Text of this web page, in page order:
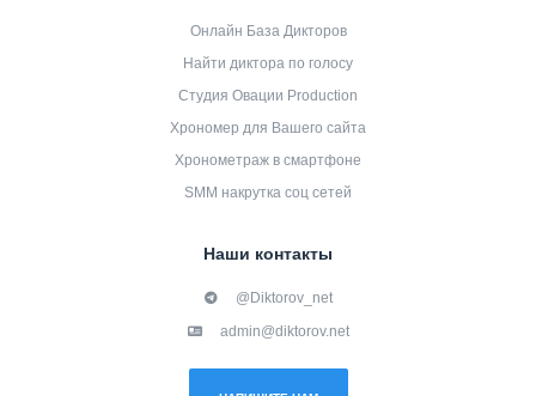
Онлайн База Дикторов
Найти диктора по голосу
Студия Овации Production
Хрономер для Вашего сайта
Хронометраж в смартфоне
SMM накрутка соц сетей
Наши контакты
@Diktorov_net
admin@diktorov.net